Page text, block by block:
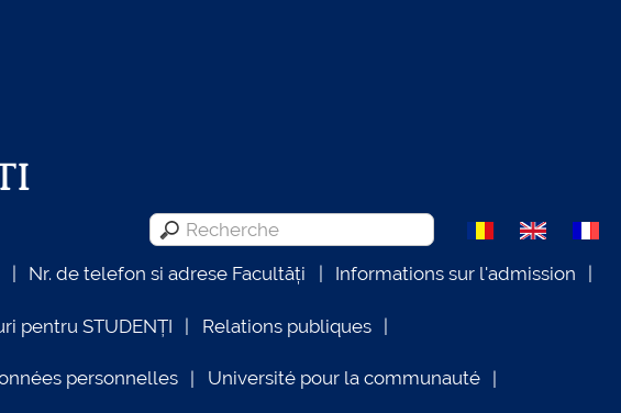
Nr. de telefon si adrese Facultăți Informations sur l'admission
pentru STUDENȚI Relations publiques
personnelles Université pour la communauté